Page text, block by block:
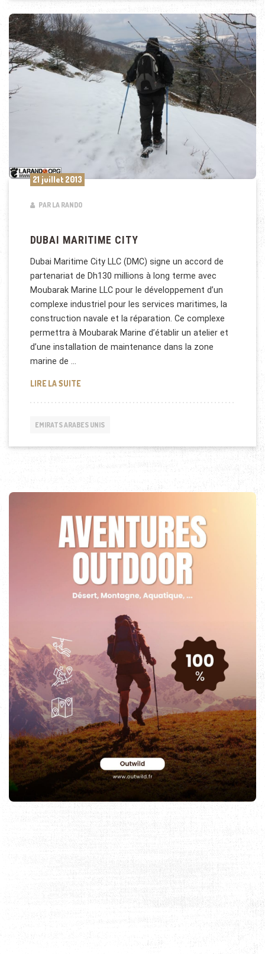
21 juillet 2013
PAR LA RANDO
DUBAI MARITIME CITY
Dubai Maritime City LLC (DMC) signe un accord de
partenariat de Dh130 millions à long terme avec
Moubarak Marine LLC pour le développement d’un
complexe industriel pour les services maritimes, la
construction navale et la réparation. Ce complexe
permettra à Moubarak Marine d’établir un atelier et
d’une installation de maintenance dans la zone
marine de …
LIRE LA SUITEDUBAI MARITIME CITY
EMIRATS ARABES UNIS